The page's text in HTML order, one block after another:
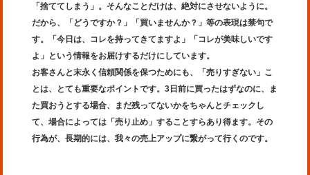
「捨ててしまう」。そんなことだけは、絶対にさせないように。
だから、「どうですか？」「買いませんか？」等の表現は禁句で
す。「今日は、コレを持ってきてますよ」「コレが美味しいです
よ」という情報をお届けするだけにしています。
お客さんと末永く信頼関係を保つためにも、「売りすぎない」こ
とは、とても重要なポイントです。3日前に買ったはずなのに、ま
た買おうとする場合、まだ残ってないかをちゃんとチェックし
て、場合によっては「売り止め」することすらあり得ます。その
行為が、長期的には、我々の売上アップに繋がって行くのです。